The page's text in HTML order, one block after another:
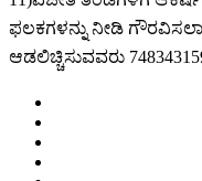
ಫಲಕಗಳನ್ನು ನೀಡಿ
ಆಡಲಿಚ್ಚಿಸುವವರು